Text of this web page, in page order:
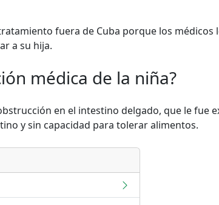
fuera de Cuba porque los
a su hija.
médica de la niña?
en el intestino delgado, que le fue
y sin capacidad para tolerar alimentos.